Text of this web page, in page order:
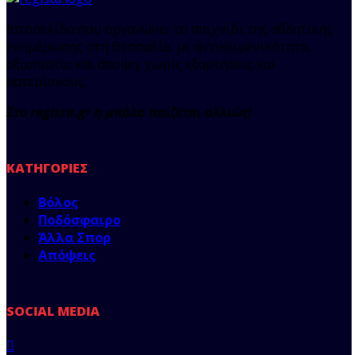
Ιστοσελίδα που οργανώνει το παιχνίδι της αθλητικής
ενημέρωσης στη Θεσσαλία, με αντικειμενικότητα,
αξιοπιστία και άποψη, χωρίς εξαρτήσεις και
αστερίσκους.
Στο regista.gr η μπάλα παίζεται αλλιώς!
ΚΑΤΗΓΟΡΊΕΣ
Βόλος
Ποδόσφαιρο
Άλλα Σπορ
Απόψεις
SOCIAL MEDIA